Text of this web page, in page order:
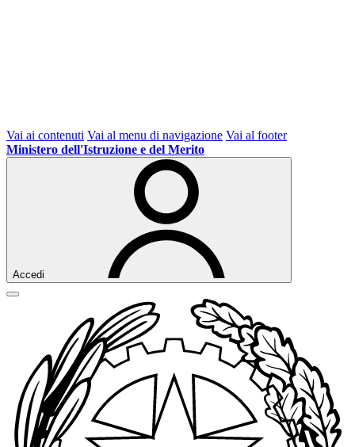
Vai ai contenuti Vai al menu di navigazione Vai al footer
Ministero dell'Istruzione e del Merito
Accedi